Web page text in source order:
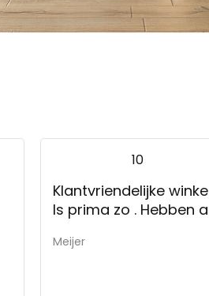
10
Klantvriendelijke
Is prima zo . Hebben
Meijer